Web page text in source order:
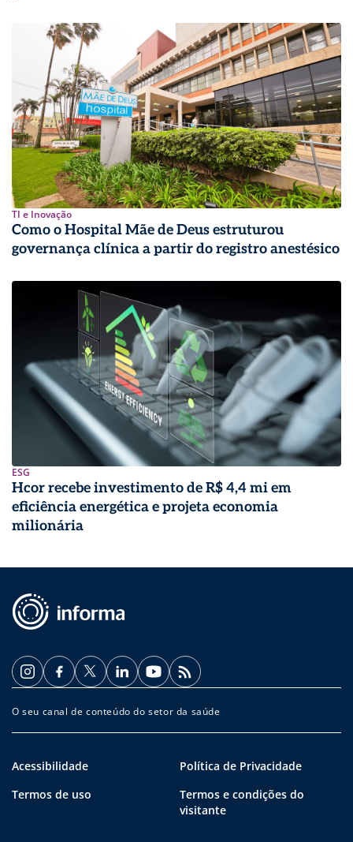
TI e Inovação
Como o Hospital Mãe de Deus estruturou
governança clínica a partir do registro anestésico
ESG
Hcor recebe investimento de R$ 4,4 mi em
eficiência energética e projeta economia
milionária
O seu canal de conteúdo do setor da saúde
Acessibilidade
Política de Privacidade
Termos de uso
Termos e condições do
visitante